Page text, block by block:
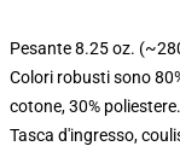
Pesante 8.25 oz.
Colori robusti sono
cotone, 30%
Tasca d'ingresso,